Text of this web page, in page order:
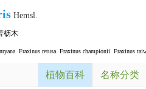
Hemsl.
枥木
Fraxinus retusa Fraxinus championii Fraxinus
植物百科 名称分类